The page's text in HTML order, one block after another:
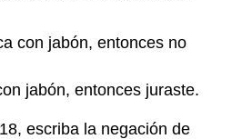
con jabón, entonces no
jabón, entonces juraste.
escriba la negación de